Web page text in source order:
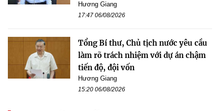
Hương Giang
17:47 06/08/2026
Tổng Bí thư, Chủ tịch nước yêu cầu
làm rõ trách nhiệm với dự án chậm
tiến độ, đội vốn
Hương Giang
15:20 06/08/2026